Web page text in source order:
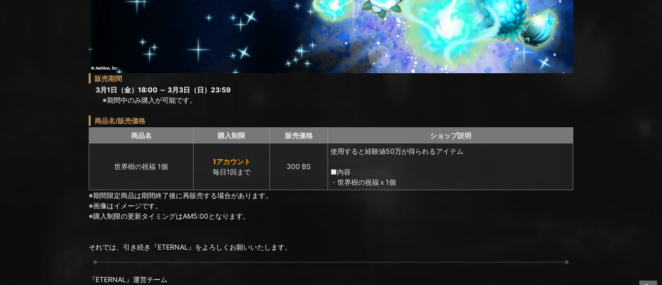
販売期間
3月1日（金）18:00 ～ 3月3日（日）23:59
※期間中のみ購入が可能です。
商品名/販売価格
商品名
購入制限 販売価格 ショップ説明
世界樹の祝福 1個
1アカウント
毎日1回まで
300 BS
使用すると経験値50万が得られるアイテム
■内容
・世界樹の祝福ｘ1個
※期間限定商品は期間終了後に再販売する場合があります。
※画像はイメージです。
※購入制限の更新タイミングはAM5:00となります。
それでは、引き続き『ETERNAL』をよろしくお願いいたします。
『ETERNAL』運営チーム